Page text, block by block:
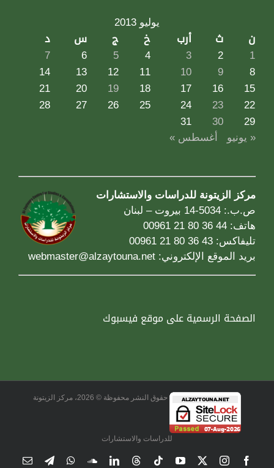
يوليو 2013
ن ث أرب خ ج س د
1
2
3
4
5
6
7
8
9
10
11
12
13
14
15
16
17
18
19
20
21
22
23
24
25
26
27
28
29
30
31
« يونيو
أغسطس »
مركز الزيتونة للدراسات والاستشارات
ص.ب.: 5034-14 بيروت – لبنان
هاتف: 44 36 80 21 00961
تليفاكس: 43 36 80 21 00961
بريد الموقع الإلكتروني: webmaster@alzaytouna.net
الصفحة الرسمية على موقع فيسبوك
حقوق النشر محفوظة © 2026، مركز الزيتونة
للدراسات والاستشارات
Facebook
Instagram
X
YouTube
Tiktok
Threads
LinkedIn
SoundCloud
WhatsApp
Telegram
Email